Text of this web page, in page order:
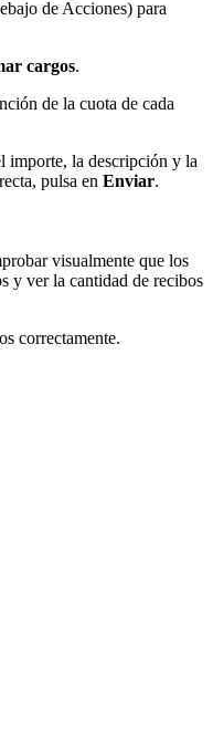
de Acciones) para
cargos.
de la cuota de cada
importe, la descripción y la
pulsa en Enviar.
visualmente que los
y ver la cantidad de recibos
correctamente.